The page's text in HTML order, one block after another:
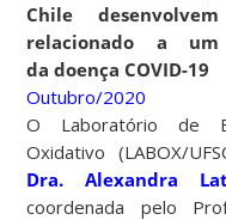
Chile
relacionado a
da doença COVID-19
Outubro/2020
O Laboratório de
Oxidativo (LABOX/
Dra. Alexandra
coordenada pelo